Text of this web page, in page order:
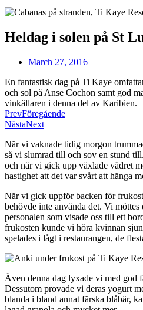
Heldag i solen på St
March 27, 2016
En fantastisk dag på Ti Kaye
och sol på Anse Cochon samt god
vinkällaren i denna del av Karibien.
PrevFöregående
NästaNext
När vi vaknade tidig morgon
så vi slumrad till och sov en stund
och när vi gick upp växlade vädret
hastighet att det var svårt att hänga
När vi gick uppför backen för
behövde inte använda det. Vi
personalen som visade oss till ett
frukosten kunde vi höra kvinnan
spelades i lågt i restaurangen, de
Även denna dag lyxade vi med god
Dessutom provade vi deras yogurt
blanda i bland annat färska blåbär,